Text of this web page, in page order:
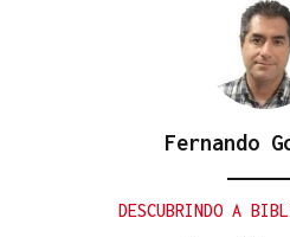
Fernando
DESCUBRINDO A